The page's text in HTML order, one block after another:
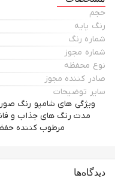
حجم
رنگ پایه
شماره رنگ
شماره مجوز
نوع محفظه
صادر کننده مجوز
سایر توضیحات
ویژگی های شامپو رنگ
مدت رنگ های جذاب و
مرطوب کننده
دیدگاه‌ها